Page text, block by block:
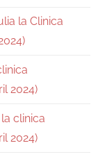
la Clinica
2024)
clinica
2024)